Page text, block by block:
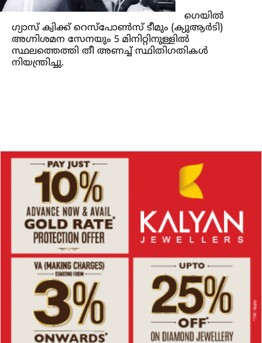
ഗെയിൽ
ഗ്യാസ് ക്വിക്ക് റെസ്‌പോൺസ് ടീമും (ക്യുആർടി)
അഗ്നിശമന സേനയും 5 മിനിറ്റിനുള്ളിൽ
സ്ഥലത്തെത്തി തീ അണച്ച് സ്ഥിതിഗതികൾ
നിയന്ത്രിച്ചു.